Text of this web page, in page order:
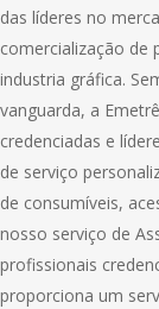
das líderes no
comercialização de
industria gráfica.
vanguarda, a
credenciadas e
de serviço
de consumíveis,
nosso serviço de
profissionais
proporciona um